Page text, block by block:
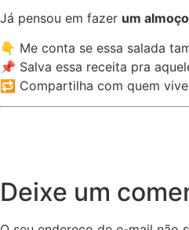
Já pensou em fazer um
👇 Me conta se essa salada
📌 Salva essa receita pra
🔁 Compartilha com quem
Deixe um